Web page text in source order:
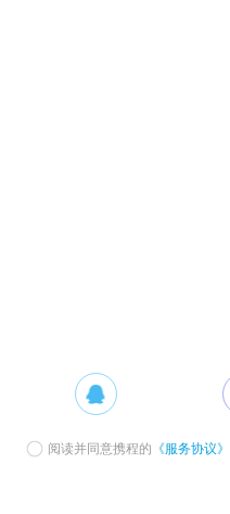
阅读并同意携程的 《服务协议》